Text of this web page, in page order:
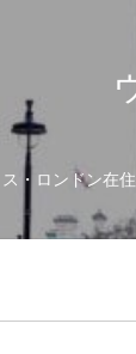
・ロンドン在